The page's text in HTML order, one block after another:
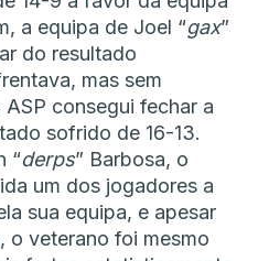
a equipa de Joel “gax”
do resultado
mas sem
consegui fechar a
sofrido de 16-13.
“derps” Barbosa, o
um dos jogadores a
sua equipa, e apesar
o veterano foi mesmo